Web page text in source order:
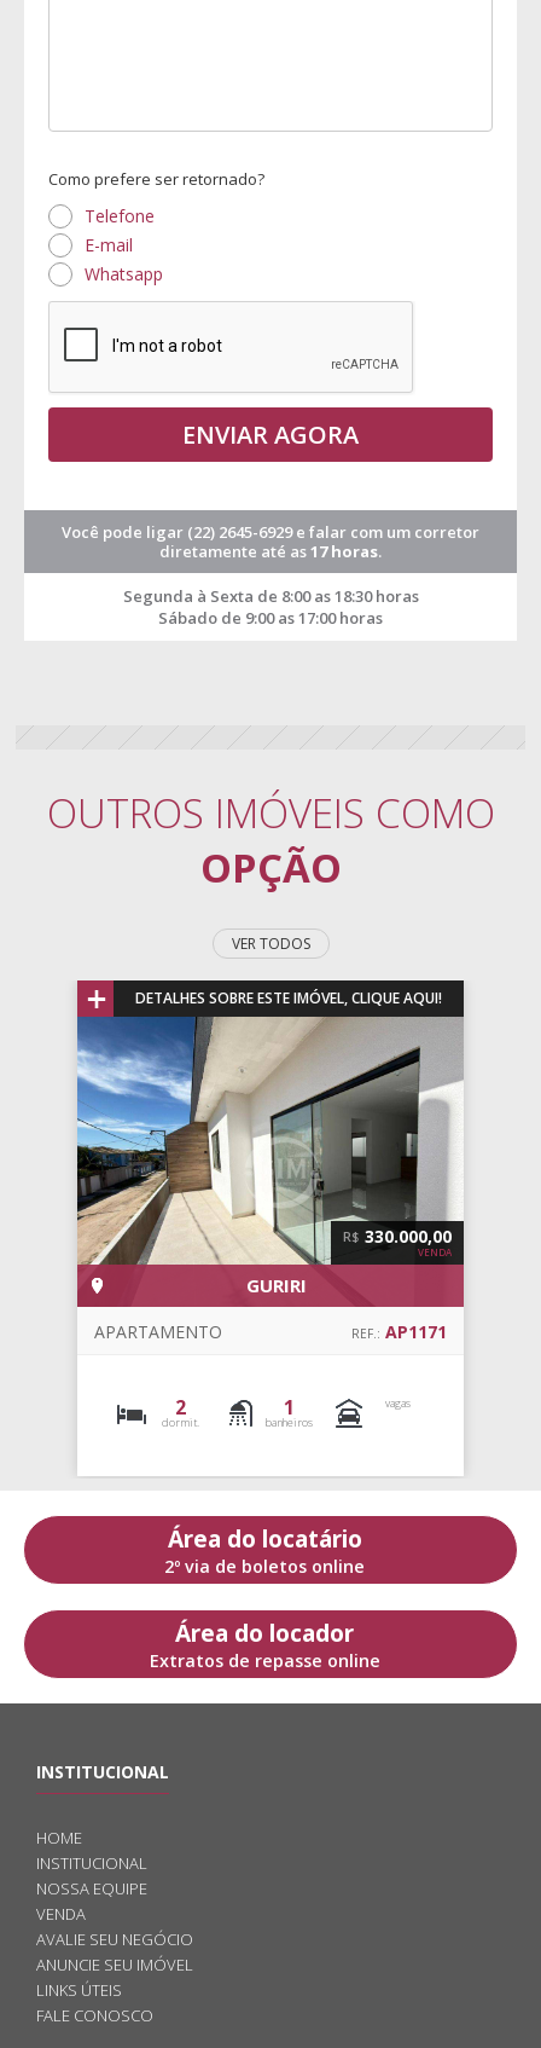
Como prefere ser retornado?
Telefone
E-mail
Whatsapp
ENVIAR AGORA
Você pode ligar (22) 2645-6929e falar com um corretor
diretamente até as17 horas.
Segunda à Sexta de 8:00 as 18:30 horas
Sábado de 9:00 as 17:00 horas
OUTROS IMÓVEIS COMO
OPÇÃO
VER TODOS
+ DETALHES SOBRE ESTE IMÓVEL, CLIQUE AQUI!
R$ 330.000,00
VENDA
GURIRI
REF.: AP1171
APARTAMENTO
2
dormit.
1
banheiros
vagas
Área do locatário
2º via de boletos online
Área do locador
Extratos de repasse online
INSTITUCIONAL
HOME
INSTITUCIONAL
NOSSA EQUIPE
VENDA
AVALIE SEU NEGÓCIO
ANUNCIE SEU IMÓVEL
LINKS ÚTEIS
FALE CONOSCO